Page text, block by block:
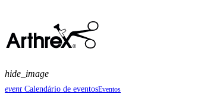
event Calendário de eventosEventos
hide_image